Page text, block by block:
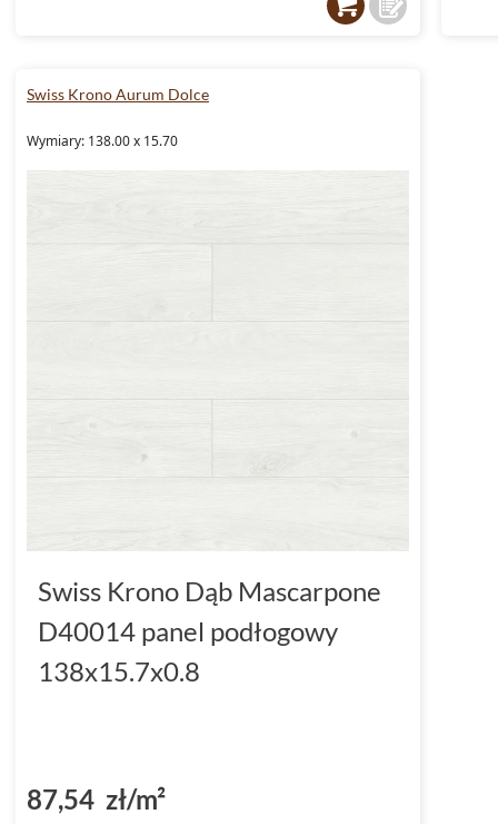
Swiss Krono Aurum Dolce
Wymiary: 138.00 x 15.70
Swiss Krono Dąb Mascarpone
D40014 panel podłogowy
138x15.7x0.8
87,54 zł/m²